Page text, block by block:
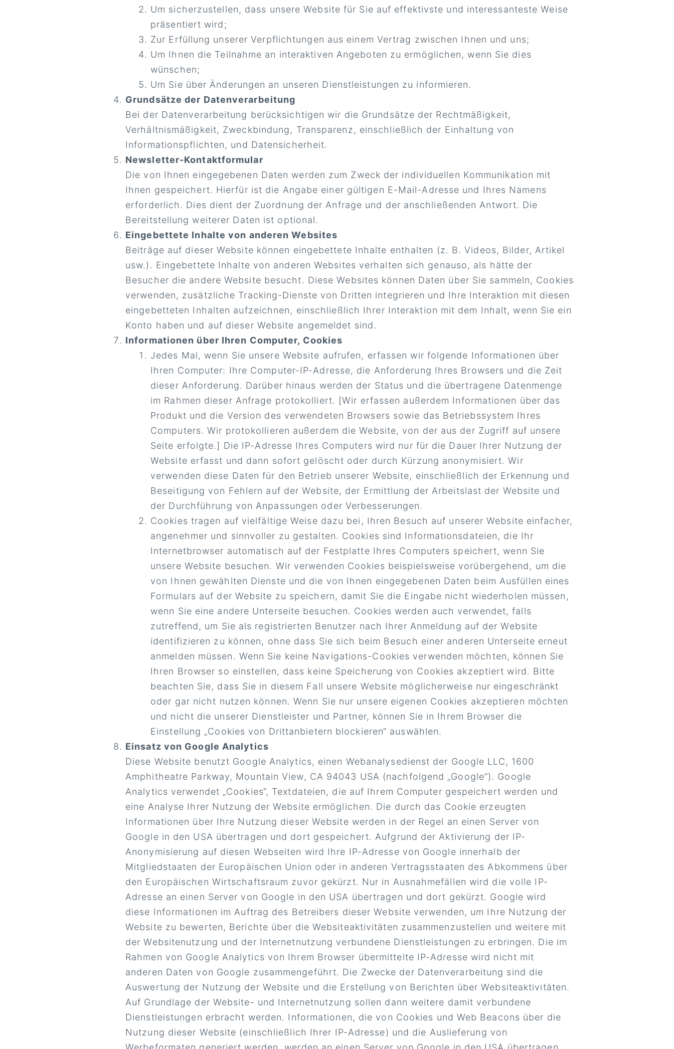
Um sicherzustellen, dass unsere Website für Sie auf effektivste und interessanteste Weise
präsentiert wird;
Zur Erfüllung unserer Verpflichtungen aus einem Vertrag zwischen Ihnen und uns;
Um Ihnen die Teilnahme an interaktiven Angeboten zu ermöglichen, wenn Sie dies
wünschen;
Um Sie über Änderungen an unseren Dienstleistungen zu informieren.
Grundsätze der Datenverarbeitung
Bei der Datenverarbeitung berücksichtigen wir die Grundsätze der Rechtmäßigkeit,
Verhältnismäßigkeit, Zweckbindung, Transparenz, einschließlich der Einhaltung von
Informationspflichten, und Datensicherheit.
Newsletter-Kontaktformular
Die von Ihnen eingegebenen Daten werden zum Zweck der individuellen Kommunikation mit
Ihnen gespeichert. Hierfür ist die Angabe einer gültigen E-Mail-Adresse und Ihres Namens
erforderlich. Dies dient der Zuordnung der Anfrage und der anschließenden Antwort. Die
Bereitstellung weiterer Daten ist optional.
Eingebettete Inhalte von anderen Websites
Beiträge auf dieser Website können eingebettete Inhalte enthalten (z. B. Videos, Bilder, Artikel
usw.). Eingebettete Inhalte von anderen Websites verhalten sich genauso, als hätte der
Besucher die andere Website besucht. Diese Websites können Daten über Sie sammeln, Cookies
verwenden, zusätzliche Tracking-Dienste von Dritten integrieren und Ihre Interaktion mit diesen
eingebetteten Inhalten aufzeichnen, einschließlich Ihrer Interaktion mit dem Inhalt, wenn Sie ein
Konto haben und auf dieser Website angemeldet sind.
Informationen über Ihren Computer, Cookies
Jedes Mal, wenn Sie unsere Website aufrufen, erfassen wir folgende Informationen über
Ihren Computer: Ihre Computer-IP-Adresse, die Anforderung Ihres Browsers und die Zeit
dieser Anforderung. Darüber hinaus werden der Status und die übertragene Datenmenge
im Rahmen dieser Anfrage protokolliert. [Wir erfassen außerdem Informationen über das
Produkt und die Version des verwendeten Browsers sowie das Betriebssystem Ihres
Computers. Wir protokollieren außerdem die Website, von der aus der Zugriff auf unsere
Seite erfolgte.] Die IP-Adresse Ihres Computers wird nur für die Dauer Ihrer Nutzung der
Website erfasst und dann sofort gelöscht oder durch Kürzung anonymisiert. Wir
verwenden diese Daten für den Betrieb unserer Website, einschließlich der Erkennung und
Beseitigung von Fehlern auf der Website, der Ermittlung der Arbeitslast der Website und
der Durchführung von Anpassungen oder Verbesserungen.
Cookies tragen auf vielfältige Weise dazu bei, Ihren Besuch auf unserer Website einfacher,
angenehmer und sinnvoller zu gestalten. Cookies sind Informationsdateien, die Ihr
Internetbrowser automatisch auf der Festplatte Ihres Computers speichert, wenn Sie
unsere Website besuchen. Wir verwenden Cookies beispielsweise vorübergehend, um die
von Ihnen gewählten Dienste und die von Ihnen eingegebenen Daten beim Ausfüllen eines
Formulars auf der Website zu speichern, damit Sie die Eingabe nicht wiederholen müssen,
wenn Sie eine andere Unterseite besuchen. Cookies werden auch verwendet, falls
zutreffend, um Sie als registrierten Benutzer nach Ihrer Anmeldung auf der Website
identifizieren zu können, ohne dass Sie sich beim Besuch einer anderen Unterseite erneut
anmelden müssen. Wenn Sie keine Navigations-Cookies verwenden möchten, können Sie
Ihren Browser so einstellen, dass keine Speicherung von Cookies akzeptiert wird. Bitte
beachten Sie, dass Sie in diesem Fall unsere Website möglicherweise nur eingeschränkt
oder gar nicht nutzen können. Wenn Sie nur unsere eigenen Cookies akzeptieren möchten
und nicht die unserer Dienstleister und Partner, können Sie in Ihrem Browser die
Einstellung „Cookies von Drittanbietern blockieren“ auswählen.
Einsatz von Google Analytics
Diese Website benutzt Google Analytics, einen Webanalysedienst der Google LLC, 1600
Amphitheatre Parkway, Mountain View, CA 94043 USA (nachfolgend „Google“). Google
Analytics verwendet „Cookies“, Textdateien, die auf Ihrem Computer gespeichert werden und
eine Analyse Ihrer Nutzung der Website ermöglichen. Die durch das Cookie erzeugten
Informationen über Ihre Nutzung dieser Website werden in der Regel an einen Server von
Google in den USA übertragen und dort gespeichert. Aufgrund der Aktivierung der IP-
Anonymisierung auf diesen Webseiten wird Ihre IP-Adresse von Google innerhalb der
Mitgliedstaaten der Europäischen Union oder in anderen Vertragsstaaten des Abkommens über
den Europäischen Wirtschaftsraum zuvor gekürzt. Nur in Ausnahmefällen wird die volle IP-
Adresse an einen Server von Google in den USA übertragen und dort gekürzt. Google wird
diese Informationen im Auftrag des Betreibers dieser Website verwenden, um Ihre Nutzung der
Website zu bewerten, Berichte über die Websiteaktivitäten zusammenzustellen und weitere mit
der Websitenutzung und der Internetnutzung verbundene Dienstleistungen zu erbringen. Die im
Rahmen von Google Analytics von Ihrem Browser übermittelte IP-Adresse wird nicht mit
anderen Daten von Google zusammengeführt. Die Zwecke der Datenverarbeitung sind die
Auswertung der Nutzung der Website und die Erstellung von Berichten über Websiteaktivitäten.
Auf Grundlage der Website- und Internetnutzung sollen dann weitere damit verbundene
Dienstleistungen erbracht werden. Informationen, die von Cookies und Web Beacons über die
Nutzung dieser Website (einschließlich Ihrer IP-Adresse) und die Auslieferung von